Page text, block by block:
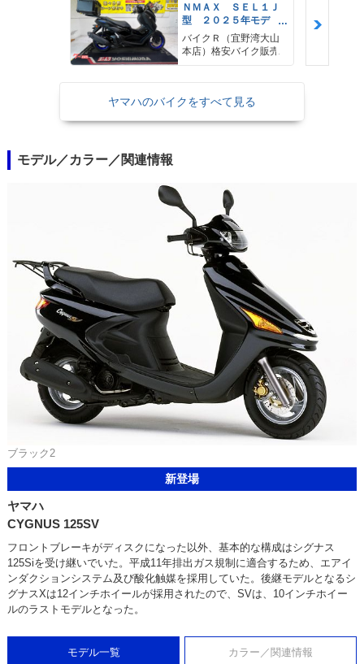
ＮＭＡＸ ＳＥＬ１Ｊ
型 ２０２５年モデ
ル ＡＢＳ キーレ
ス リアキャリア リ
アＢＯＸ
バイクＲ（宜野湾大山
本店）格安バイク販売
ヤマハのバイクをすべて見る
モデル／カラー／関連情報
ブラック2
新登場
ヤマハ
CYGNUS 125SV
フロントブレーキがディスクになった以外、基本的な構成はシグナス
125Siを受け継いでいた。平成11年排出ガス規制に適合するため、エアイ
ンダクションシステム及び酸化触媒を採用していた。後継モデルとなるシ
グナスXは12インチホイールが採用されたので、SVは、10インチホイー
ルのラストモデルとなった。
モデル一覧 カラー／関連情報